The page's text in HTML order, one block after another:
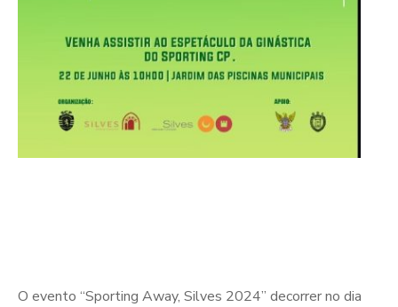
O evento “Sporting Away, Silves 2024” decorrer no dia